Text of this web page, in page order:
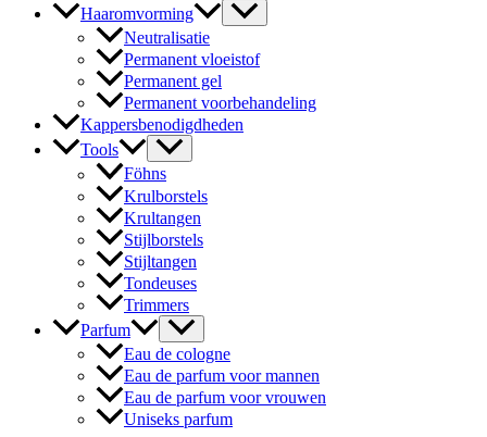
Haaromvorming
Neutralisatie
Permanent vloeistof
Permanent gel
Permanent voorbehandeling
Kappersbenodigdheden
Tools
Föhns
Krulborstels
Krultangen
Stijlborstels
Stijltangen
Tondeuses
Trimmers
Parfum
Eau de cologne
Eau de parfum voor mannen
Eau de parfum voor vrouwen
Uniseks parfum